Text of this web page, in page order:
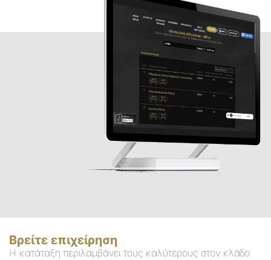
Βρείτε επιχείρηση
Η κατάταξη περιλαμβάνει τους καλύτερους στον κλάδο